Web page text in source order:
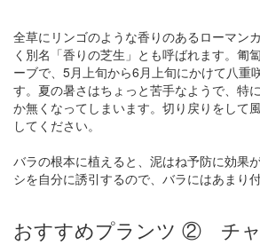
全草にリンゴのような香りのあるローマン
く別名「香りの芝生」とも呼ばれます。匍
ーブで、5月上旬から6月上旬にかけて八重
す。夏の暑さはちょっと苦手なようで、特
か無くなってしまいます。切り戻りをして
してください。
バラの根本に植えると、泥はね予防に効果
シを自分に誘引するので、バラにはあまり
おすすめプランツ ② チ